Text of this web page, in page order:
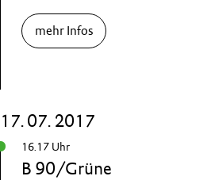
mehr Infos
17. 07. 2017
16.17 Uhr
B 90/Grüne